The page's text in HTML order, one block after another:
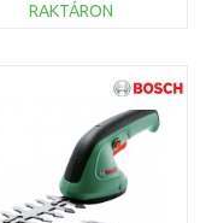
RAKTÁRON
Összehasonlítás